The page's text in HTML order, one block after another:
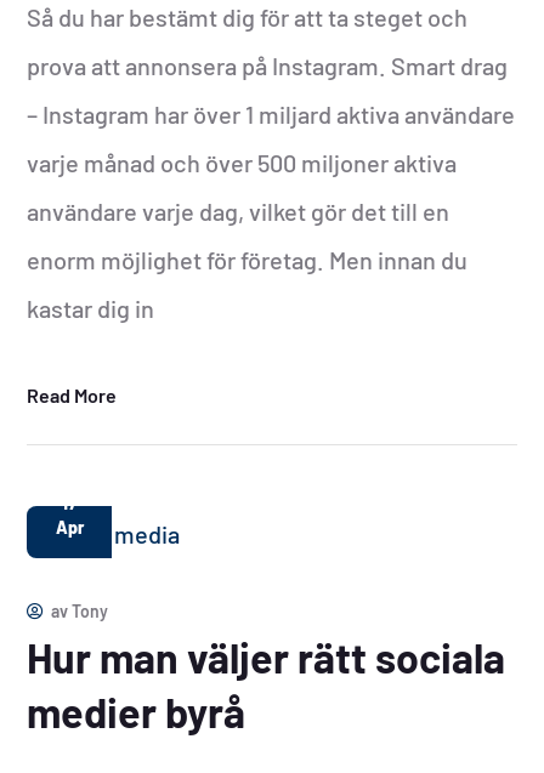
Så du har bestämt dig för att ta steget och
prova att annonsera på Instagram. Smart drag
– Instagram har över 1 miljard aktiva användare
varje månad och över 500 miljoner aktiva
användare varje dag, vilket gör det till en
enorm möjlighet för företag. Men innan du
kastar dig in
Read More
17
Apr
avTony
Hur man väljer rätt sociala
medier byrå